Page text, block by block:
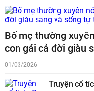
Bố mẹ thường
con gái cả đời giàu
01/03/2026
Truyện cổ